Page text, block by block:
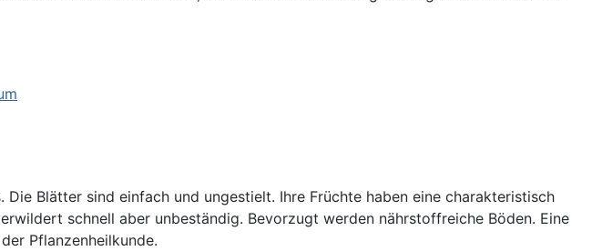
Blätter sind einfach und ungestielt. Ihre Früchte haben eine charakteristisch
schnell aber unbeständig. Bevorzugt werden nährstoffreiche Böden. Eine
Pflanzenheilkunde.